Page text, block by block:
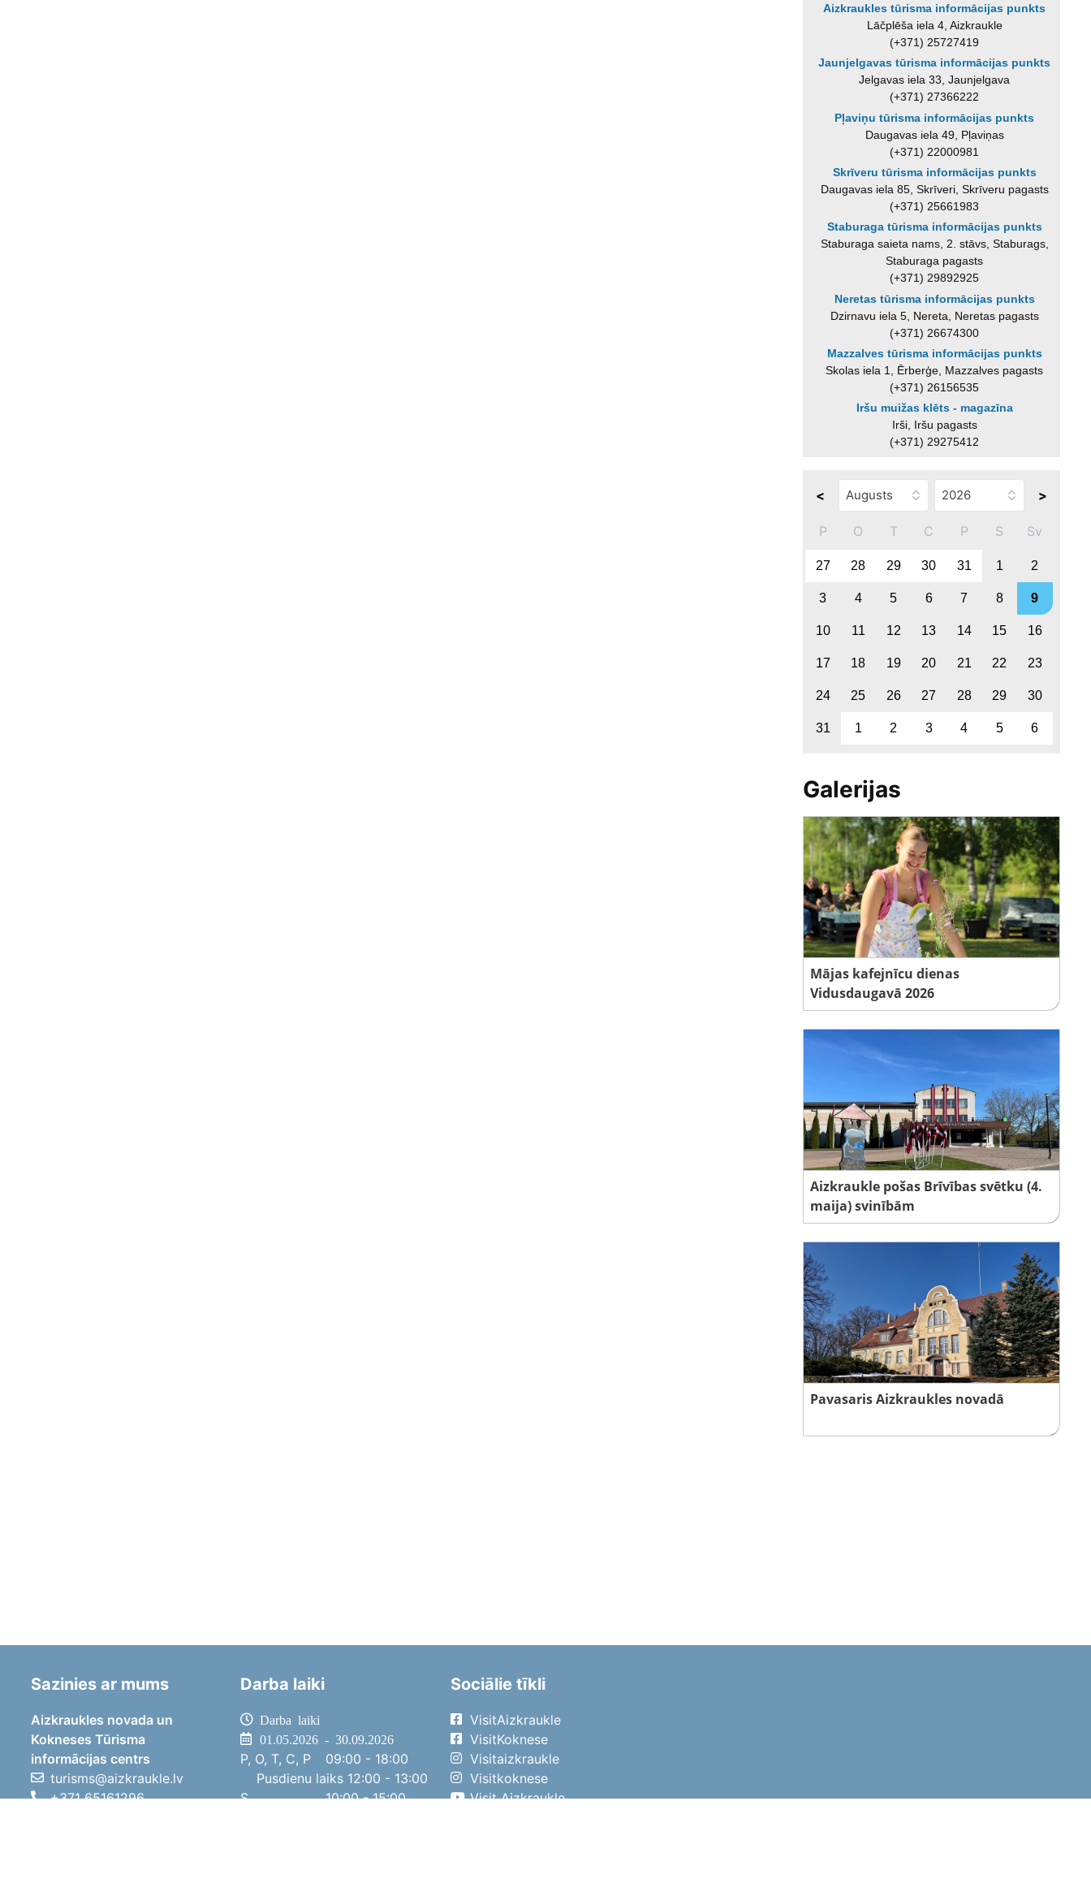
Aizkraukles tūrisma informācijas punkts
Lāčplēša iela 4, Aizkraukle
(+371) 25727419
Jaunjelgavas tūrisma informācijas punkts
Jelgavas iela 33, Jaunjelgava
(+371) 27366222
Pļaviņu tūrisma informācijas punkts
Daugavas iela 49, Pļaviņas
(+371) 22000981
Skrīveru tūrisma informācijas punkts
Daugavas iela 85, Skrīveri, Skrīveru pagasts
(+371) 25661983
Staburaga tūrisma informācijas punkts
Staburaga saieta nams, 2. stāvs, Staburags,
Staburaga pagasts
(+371) 29892925
Neretas tūrisma informācijas punkts
Dzirnavu iela 5, Nereta, Neretas pagasts
(+371) 26674300
Mazzalves tūrisma informācijas punkts
Skolas iela 1, Ērberģe, Mazzalves pagasts
(+371) 26156535
Iršu muižas klēts - magazīna
Irši, Iršu pagasts
(+371) 29275412
< >
P O T C P S Sv
27 28 29 30 31 1 2
3 4 5 6 7 8 9
10 11 12 13 14 15 16
17 18 19 20 21 22 23
24 25 26 27 28 29 30
31 1 2 3 4 5 6
Galerijas
Mājas kafejnīcu dienas
Vidusdaugavā 2026
Aizkraukle pošas Brīvības svētku (4.
maija) svinībām
Pavasaris Aizkraukles novadā
Sazinies ar mums
Aizkraukles novada un
Kokneses Tūrisma
informācijas centrs
turisms@aizkraukle.lv
+371 65161296
Darba laiki
Darba laiki
01.05.2026 - 30.09.2026
P, O, T, C, P
09:00 - 18:00
Pusdienu laiks 12:00 - 13:00
S
10:00 - 15:00
Sociālie tīkli
VisitAizkraukle
VisitKoknese
Visitaizkraukle
Visitkoknese
Visit Aizkraukle